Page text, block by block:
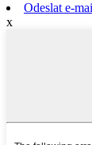
Odeslat e-
x